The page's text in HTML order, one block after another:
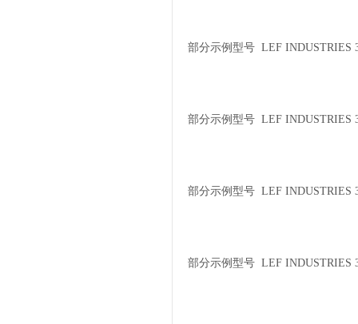
部分示例型号 LEF INDUSTRIES
部分示例型号 LEF INDUSTRIES
部分示例型号 LEF INDUSTRIES
部分示例型号 LEF INDUSTRIES